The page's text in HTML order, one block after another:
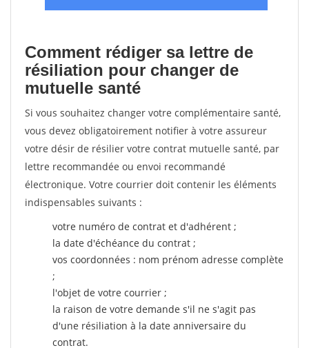
Comment rédiger sa lettre de
résiliation pour changer de
mutuelle santé
Si vous souhaitez changer votre complémentaire santé,
vous devez obligatoirement notifier à votre assureur
votre désir de résilier votre contrat mutuelle santé, par
lettre recommandée ou envoi recommandé
électronique. Votre courrier doit contenir les éléments
indispensables suivants :
votre numéro de contrat et d'adhérent ;
la date d'échéance du contrat ;
vos coordonnées : nom prénom adresse complète
;
l'objet de votre courrier ;
la raison de votre demande s'il ne s'agit pas
d'une résiliation à la date anniversaire du
contrat.